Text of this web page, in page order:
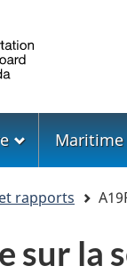
Maritime
rapports
sur